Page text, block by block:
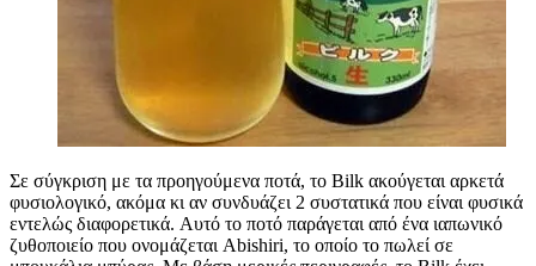
Σε σύγκριση με τα προηγούμενα ποτά, το Bilk ακούγεται αρκετά
φυσιολογικό, ακόμα κι αν συνδυάζει 2 συστατικά που είναι φυσικά
εντελώς διαφορετικά. Αυτό το ποτό παράγεται από ένα ιαπωνικό
ζυθοποιείο που ονομάζεται Abishiri, το οποίο το πωλεί σε